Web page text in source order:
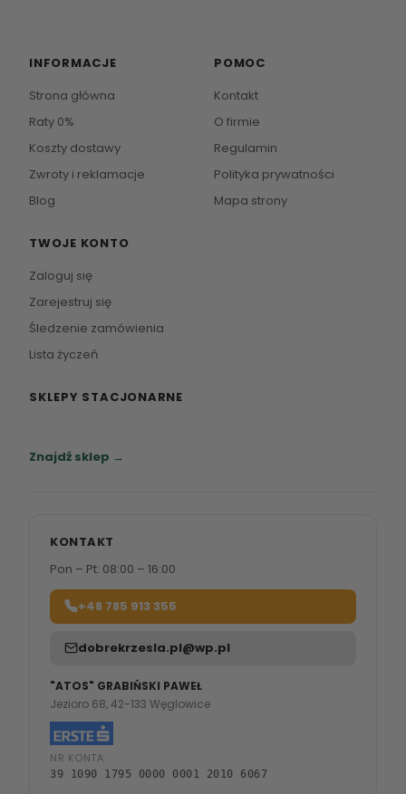
INFORMACJE
Strona główna
Raty 0%
Koszty dostawy
Zwroty i reklamacje
Blog
POMOC
Kontakt
O firmie
Regulamin
Polityka prywatności
Mapa strony
TWOJE KONTO
Zaloguj się
Zarejestruj się
Śledzenie zamówienia
Lista życzeń
SKLEPY STACJONARNE
Znajdź sklep →
KONTAKT
Pon – Pt: 08:00 – 16:00
+48 785 913 355
dobrekrzesla.pl@wp.pl
"ATOS" GRABIŃSKI PAWEŁ
Jezioro 68, 42-133 Węglowice
NR KONTA:
39 1090 1795 0000 0001 2010 6067